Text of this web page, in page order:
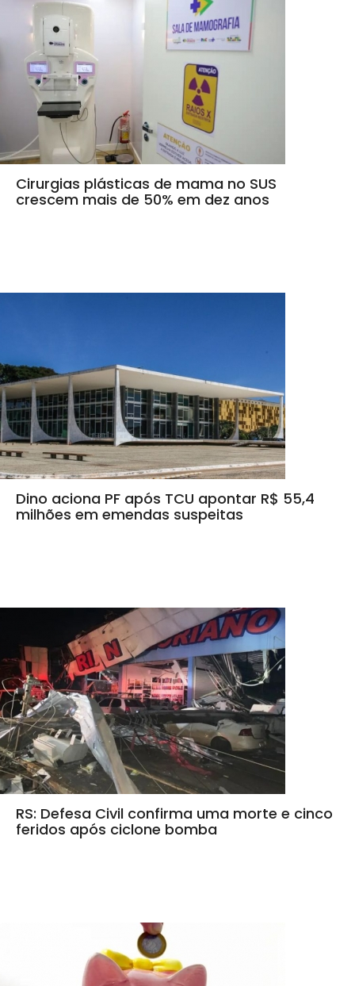
Cirurgias plásticas de mama no SUS
crescem mais de 50% em dez anos
Dino aciona PF após TCU apontar R$ 55,4
milhões em emendas suspeitas
RS: Defesa Civil confirma uma morte e cinco
feridos após ciclone bomba